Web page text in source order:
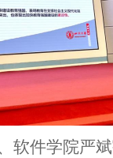
软件学院严